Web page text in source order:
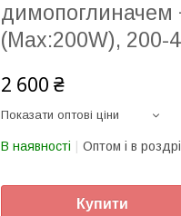
димопоглиначем
(Max:200W), 200-
2 600 ₴
Показати оптові ціни
В наявності Оптом і в
Купити